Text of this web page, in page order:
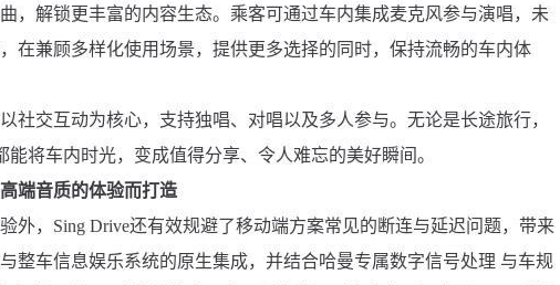
，解锁更丰富的内容生态。乘客可通过车内集成麦克风参与演唱，未
在兼顾多样化使用场景，提供更多选择的同时，保持流畅的车内体
社交互动为核心，支持独唱、对唱以及多人参与。无论是长途旅行，
能将车内时光，变成值得分享、令人难忘的美好瞬间。
端音质的体验而打造
外，Sing Drive还有效规避了移动端方案常见的断连与延迟问题，带来
整车信息娱乐系统的原生集成，并结合哈曼专属数字信号处理 与车规